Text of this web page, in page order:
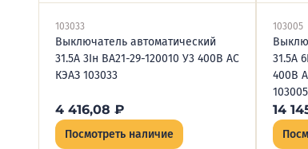
103033
Выключатель автоматический
31.5А 3Iн ВА21-29-120010 У3 400В AC
КЭАЗ 103033
4 416,08 ₽
Посмотреть наличие
103005
31.5А
400В
103005
14